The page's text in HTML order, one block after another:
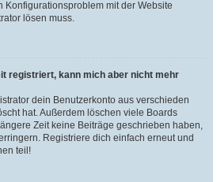
Konfigurationsproblem mit der Website
lösen muss.
registriert, kann mich aber nicht mehr
dein Benutzerkonto aus verschieden
hat. Außerdem löschen viele Boards
Zeit keine Beiträge geschrieben haben,
Registriere dich einfach erneut und
teil!